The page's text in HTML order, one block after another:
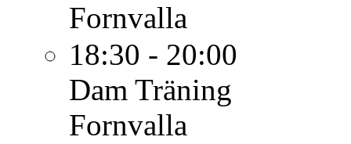
Fornvalla
18:30 - 20:00
Dam Träning
Fornvalla